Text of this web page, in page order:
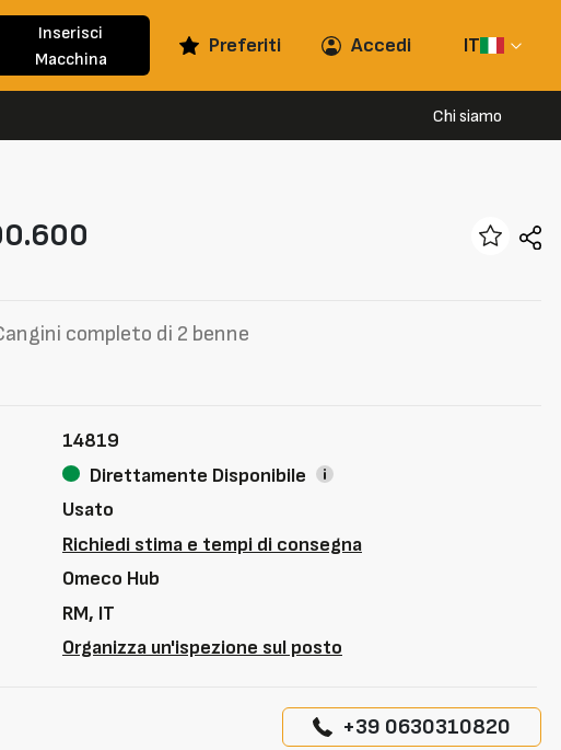
Inserisci
Macchina
Preferiti Accedi IT
Chi siamo
completo di 2 benne
14819
Direttamente Disponibile
Usato
Richiedi stima e tempi di consegna
Omeco Hub
RM, IT
Organizza un'ispezione sul posto
+39 0630310820